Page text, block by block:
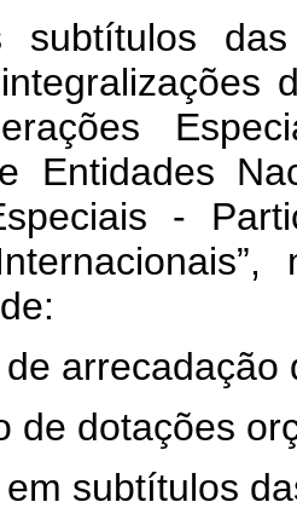
das
Entidades
-
arrecadação
de dotações
subtítulos